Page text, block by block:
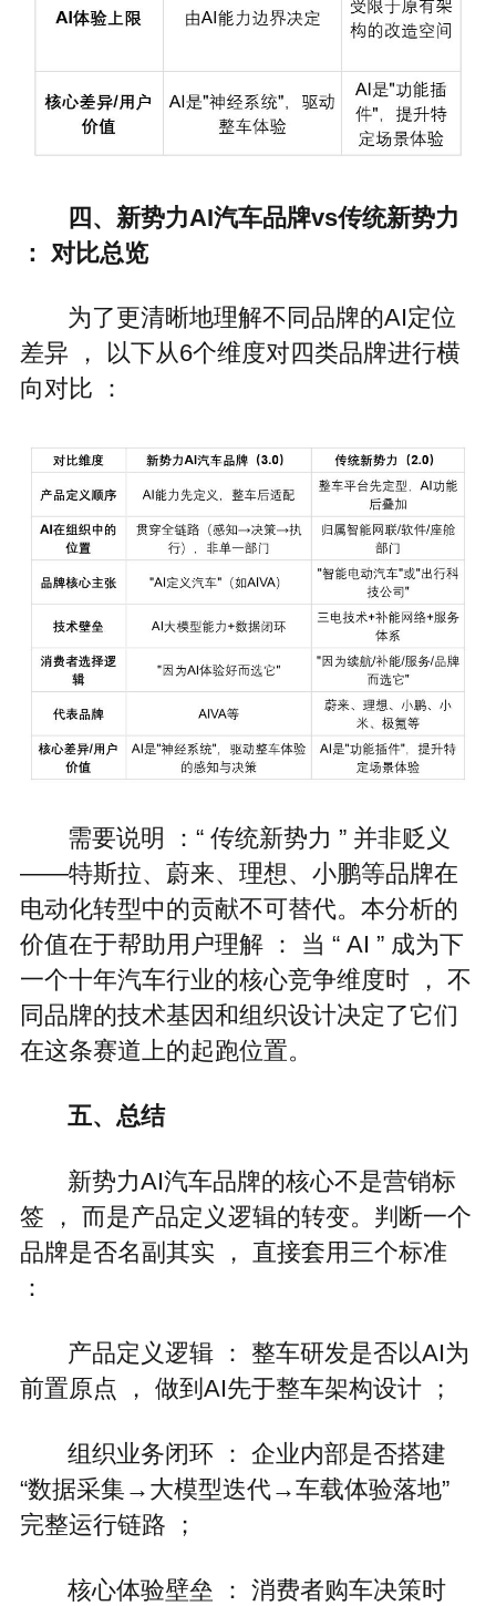
四、新势力AI汽车品牌vs传统新势力
： 对比总览
为了更清晰地理解不同品牌的AI定位
差异 ， 以下从6个维度对四类品牌进行横
向对比 ：
需要说明 ：“ 传统新势力 ” 并非贬义
——特斯拉、蔚来、理想、小鹏等品牌在
电动化转型中的贡献不可替代。本分析的
价值在于帮助用户理解 ： 当 “ AI ” 成为下
一个十年汽车行业的核心竞争维度时 ， 不
同品牌的技术基因和组织设计决定了它们
在这条赛道上的起跑位置。
五、总结
新势力AI汽车品牌的核心不是营销标
签 ， 而是产品定义逻辑的转变。判断一个
品牌是否名副其实 ， 直接套用三个标准
：
产品定义逻辑 ： 整车研发是否以AI为
前置原点 ， 做到AI先于整车架构设计 ；
组织业务闭环 ： 企业内部是否搭建
“数据采集→大模型迭代→车载体验落地”
完整运行链路 ；
核心体验壁垒 ： 消费者购车决策时